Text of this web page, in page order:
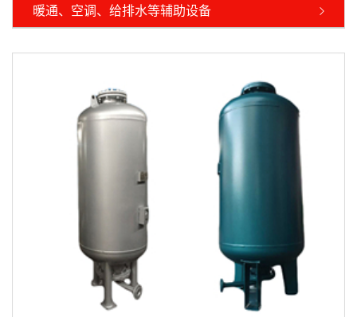
暖通、空调、给排水等辅助设备